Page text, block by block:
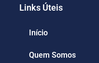
Links Úteis
Início
Quem Somos